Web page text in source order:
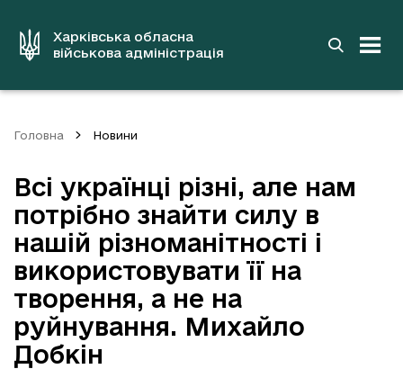
вмістуХарківська обласна
військова адміністрація
Головна Новини
Всі українці різні, але нам
потрібно знайти силу в
нашій різноманітності і
використовувати її на
творення, а не на
руйнування. Михайло
Добкін